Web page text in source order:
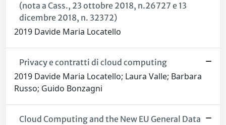
(nota a Cass., 23 ottobre 2018, n.26727 e 13
dicembre 2018, n. 32372)
2019 Davide Maria Locatello
Privacy e contratti di cloud computing
2019 Davide Maria Locatello; Laura Valle; Barbara
Russo; Guido Bonzagni
Cloud Computing and the New EU General Data